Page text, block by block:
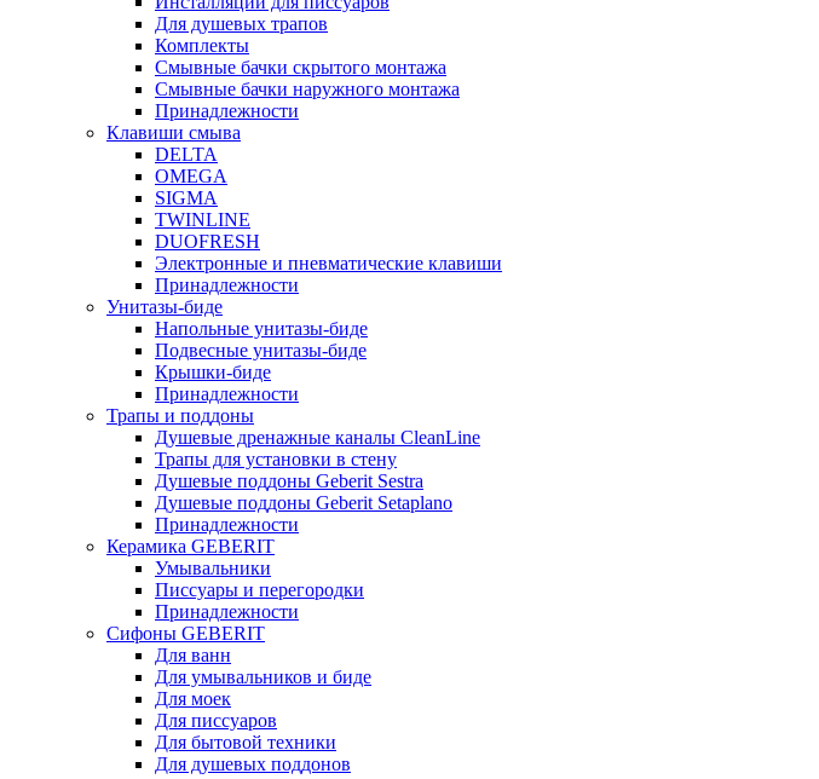
Для душевых трапов
Комплекты
Смывные бачки скрытого монтажа
Смывные бачки наружного монтажа
Принадлежности
Клавиши смыва
DELTA
OMEGA
SIGMA
TWINLINE
DUOFRESH
Электронные и пневматические клавиши
Принадлежности
Унитазы-биде
Напольные унитазы-биде
Подвесные унитазы-биде
Крышки-биде
Принадлежности
Трапы и поддоны
Душевые дренажные каналы CleanLine
Трапы для установки в стену
Душевые поддоны Geberit Sestra
Душевые поддоны Geberit Setaplano
Принадлежности
Керамика GEBERIT
Умывальники
Писсуары и перегородки
Принадлежности
Сифоны GEBERIT
Для ванн
Для умывальников и биде
Для моек
Для писсуаров
Для бытовой техники
Для душевых поддонов